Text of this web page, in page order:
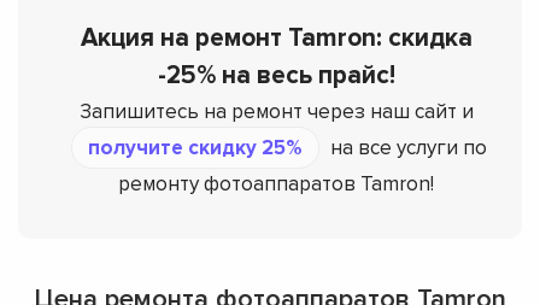
Акция на ремонт Tamron: скидка
-25% на весь прайс!
Запишитесь на ремонт через наш сайт и
получите скидку 25%
на все услуги по
ремонту фотоаппаратов Tamron!